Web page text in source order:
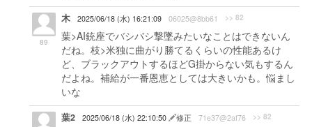
89
木 2025/06/18 (水) 16:21:09 06025@8bb61 >> 82
葉>AI銃座でバシバシ撃墜みたいなことはできないん
だね。枝>米独に曲がり勝てるくらいの性能あるけ
ど、ブラックアウトするほどG掛からない気もするん
だよね。補給が一番恩恵としては大きいかも。悩まし
いな
葉2 2025/06/18 (水) 22:10:50 修正 71e37@2af76 >> 82